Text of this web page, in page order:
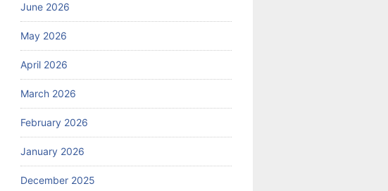
June 2026
May 2026
April 2026
March 2026
February 2026
January 2026
December 2025